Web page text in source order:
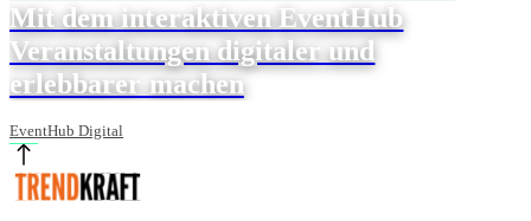
Mit dem interaktiven EventHub
Veranstaltungen digitaler und
erlebbarer machen
EventHub Digital